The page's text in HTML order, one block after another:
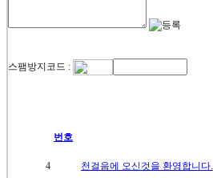
스팸방지코드 :
번호
4 천걸음에 오신것을 환영합니다.